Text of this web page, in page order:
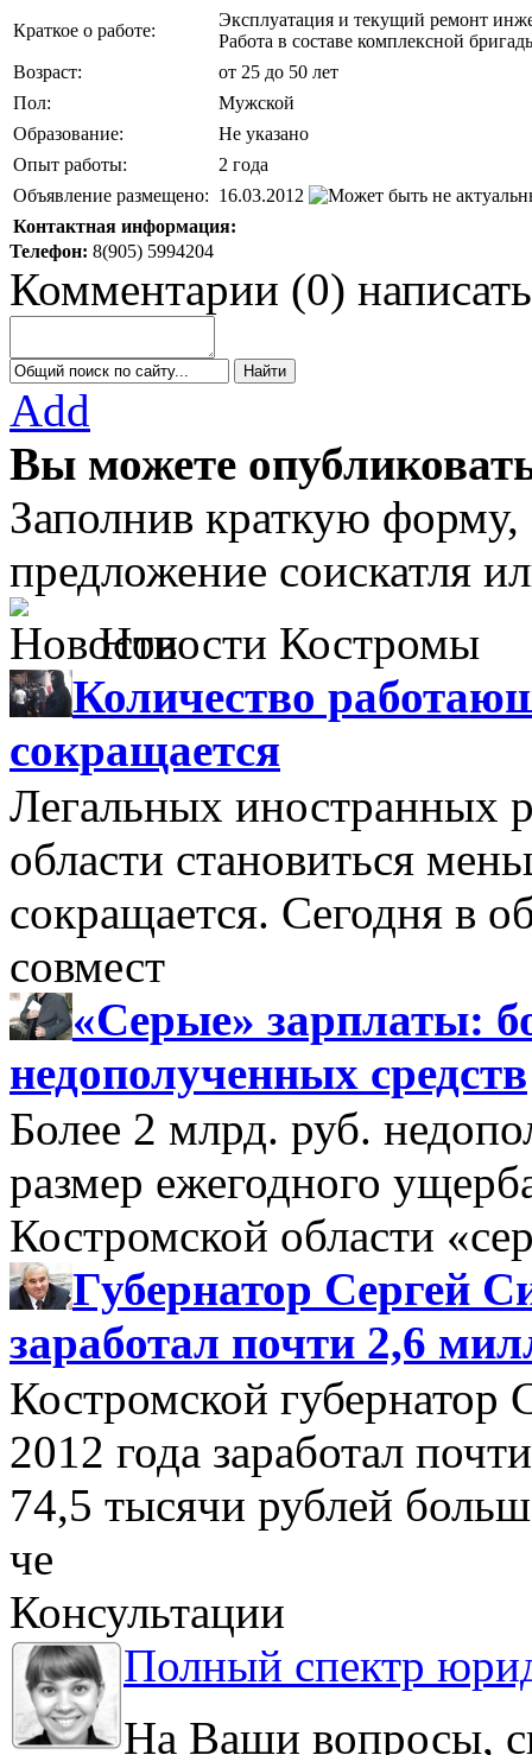
Краткое о работе:
Эксплуатация и текущий ремонт
Работа в составе комплексной
Возраст:
от 25 до 50 лет
Пол:
Мужской
Образование:
Не указано
Опыт работы:
2 года
Объявление размещено: 16.03.2012
Контактная информация:
Телефон: 8(905) 5994204
Комментарии (0) написать
Add
Вы можете
Заполнив краткую
предложение соискатля
Новости Костромы
Количество
сокращается
Легальных иностранных
области становиться
сокращается. Сегодня в
совмест
«Серые» зарплаты:
недополученных средств
Более 2 млрд. руб.
размер ежегодного
Костромской области
Губернатор Сергей
заработал почти 2,6
Костромской губернатор
2012 года заработал
74,5 тысячи рублей
че
Консультации
Полный спектр
На Ваши вопросы,